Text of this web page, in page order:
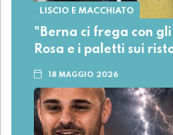
LISCIO E MACCHIATO
"Berna ci frega con
Rosa e i paletti sui
18 MAGGIO 2026